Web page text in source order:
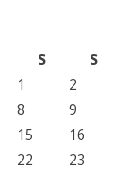
S
S
1
2
8
9
15
16
22
23